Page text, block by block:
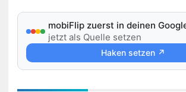
mobiFlip zuerst in deinen
jetzt als Quelle setzen
Haken setzen ↗